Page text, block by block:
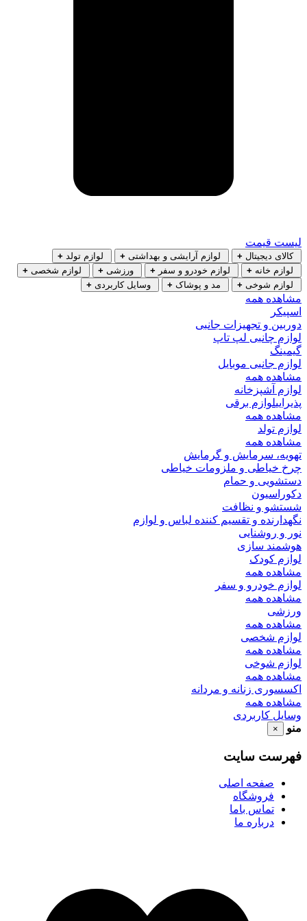
قیمت
دیجیتال + لوازم آرایشی و بهداشتی + لوازم تولد
+
خانه + لوازم خودرو و سفر + ورزشی + لوازم شخصی
+
شوخی + مد و پوشاک + وسایل کاربردی +
همه
و تجهیزات جانبی
چانبی لپ تاپ
جانبی موبایل
همه
آشپزخانه
لوازم برقی
همه
تولد
همه
سرمایش و گرمایش
و ملزومات خیاطی
و حمام
و نظافت
و تقسیم کننده لباس و لوازم
روشنایی
سازی
کودک
همه
خودرو و سفر
همه
همه
شخصی
همه
شوخی
همه
زنانه و مردانه
همه
کاربردی
×
سایت
صفحه اصلی
فروشگاه
تماس باما
درباره ما